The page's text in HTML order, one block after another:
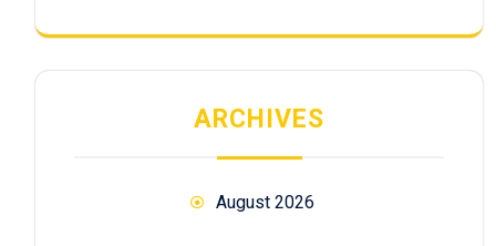
ARCHIVES
August 2026